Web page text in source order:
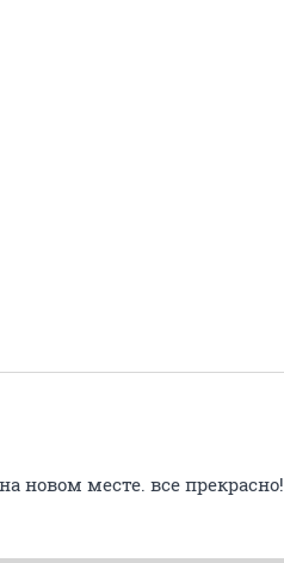
новом месте. все прекрасно!